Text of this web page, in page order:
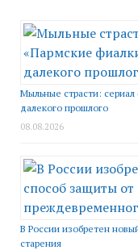
Мыльные страсти: сериал
далекого прошлого
08.08.2026
В России изобретен
старения